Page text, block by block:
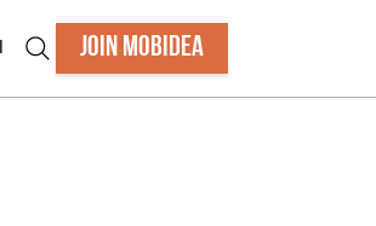
JOIN MOBIDEA